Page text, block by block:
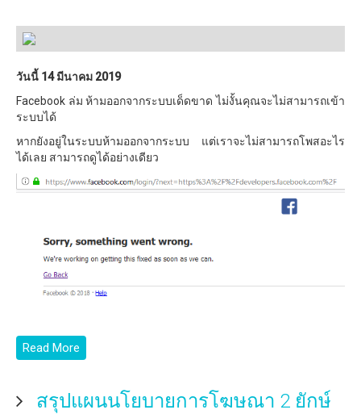
วันนี้ 14 มีนาคม 2019
Facebook ล่ม ห้ามออกจากระบบเด็ดขาด ไม่งั้นคุณจะไม่สามารถเข้า
ระบบได้
หากยังอยู่ในระบบห้ามออกจากระบบ แต่เราจะไม่สามารถโพสอะไร
ได้เลย สามารถดูได้อย่างเดียว
Read More
สรุปแผนนโยบายการโฆษณา 2 ยักษ์